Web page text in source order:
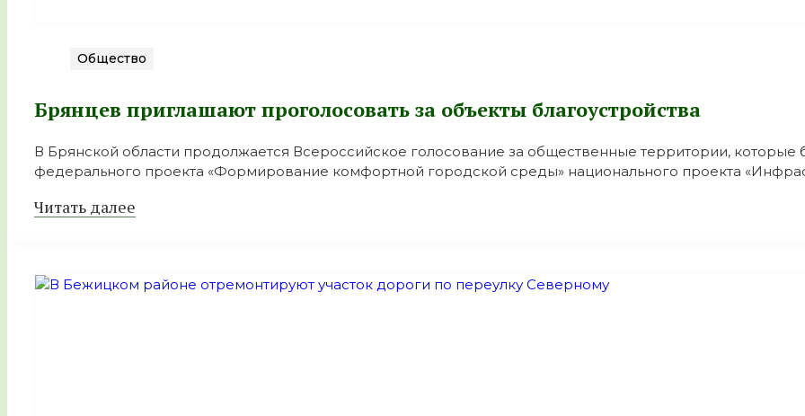
Общество
Брянцев приглашают проголосовать за объекты благоустройства
В Брянской области продолжается Всероссийское голосование за общественные территории, которые
федерального проекта «Формирование комфортной городской среды» национального проекта
Читать далее